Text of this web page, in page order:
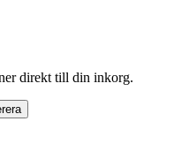
direkt till din inkorg.